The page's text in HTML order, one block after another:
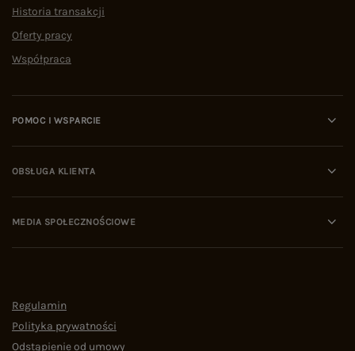
Historia transakcji
Oferty pracy
Współpraca
POMOC I WSPARCIE
OBSŁUGA KLIENTA
MEDIA SPOŁECZNOŚCIOWE
Regulamin
Polityka prywatności
Odstąpienie od umowy